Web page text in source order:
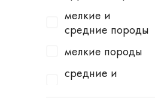
Homefish
водоросли
говядина
говядина /
мелкие и
средние породы
мелкие породы
средние и